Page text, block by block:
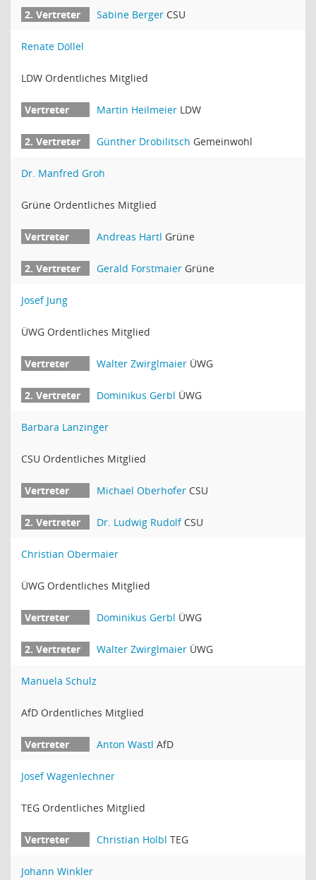
Sabine Berger CSU
Renate Döllel
LDW Ordentliches Mitglied
Martin Heilmeier LDW
Günther Drobilitsch Gemeinwohl
Dr. Manfred Groh
Grüne Ordentliches Mitglied
Andreas Hartl Grüne
Gerald Forstmaier Grüne
Josef Jung
ÜWG Ordentliches Mitglied
Walter Zwirglmaier ÜWG
Dominikus Gerbl ÜWG
Barbara Lanzinger
CSU Ordentliches Mitglied
Michael Oberhofer CSU
Dr. Ludwig RudolfCSU
Christian Obermaier
ÜWG Ordentliches Mitglied
Dominikus Gerbl ÜWG
Walter Zwirglmaier ÜWG
Manuela Schulz
AfD Ordentliches Mitglied
Anton Wastl AfD
Josef Wagenlechner
TEG Ordentliches Mitglied
Christian Holbl TEG
Johann Winkler